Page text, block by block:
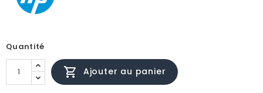
Quantité
 Ajouter au panier